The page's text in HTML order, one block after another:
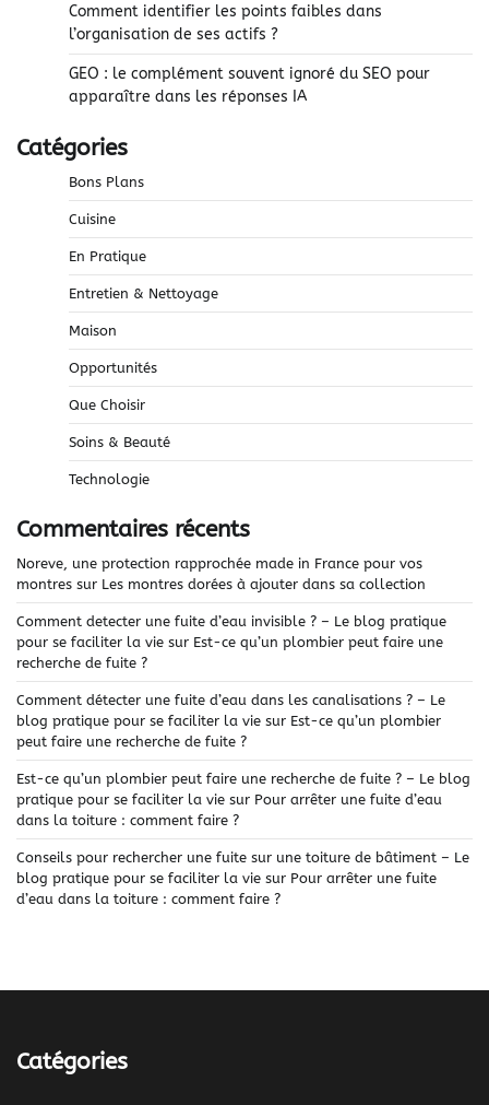
Comment identifier les points faibles dans
l’organisation de ses actifs ?
GEO : le complément souvent ignoré du SEO pour
apparaître dans les réponses IA
Catégories
Bons Plans
Cuisine
En Pratique
Entretien & Nettoyage
Maison
Opportunités
Que Choisir
Soins & Beauté
Technologie
Commentaires récents
Noreve, une protection rapprochée made in France pour vos
montres sur Les montres dorées à ajouter dans sa collection
Comment detecter une fuite d’eau invisible ? – Le blog pratique
pour se faciliter la vie sur Est-ce qu’un plombier peut faire une
recherche de fuite ?
Comment détecter une fuite d’eau dans les canalisations ? – Le
blog pratique pour se faciliter la vie sur Est-ce qu’un plombier
peut faire une recherche de fuite ?
Est-ce qu’un plombier peut faire une recherche de fuite ? – Le blog
pratique pour se faciliter la vie sur Pour arrêter une fuite d’eau
dans la toiture : comment faire ?
Conseils pour rechercher une fuite sur une toiture de bâtiment – Le
blog pratique pour se faciliter la vie sur Pour arrêter une fuite
d’eau dans la toiture : comment faire ?
Catégories